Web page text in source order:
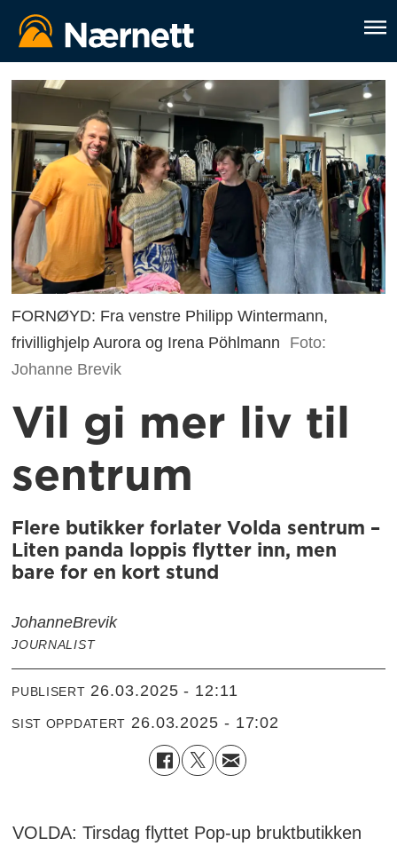
FORNØYD: Fra venstre Philipp Wintermann,
frivillighjelp Aurora og Irena Pöhlmann
Foto:
Johanne Brevik
Vil gi mer liv til
sentrum
Flere butikker forlater Volda sentrum –
Liten panda loppis flytter inn, men
bare for en kort stund
JohanneBrevik
JOURNALIST
PUBLISERT 26.03.2025 - 12:11
SIST OPPDATERT 26.03.2025 - 17:02
VOLDA: Tirsdag flyttet Pop-up bruktbutikken